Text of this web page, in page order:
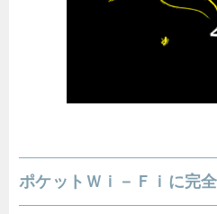
ポケットＷｉ－Ｆｉに完